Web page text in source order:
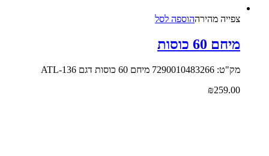
צפייה‬ ‫מהירה‬הוספה לסל
מיחם 60 כוסות
מק"ט: 7290010483266 מיחם 60 כוסות דגם ATL-136
₪259.00